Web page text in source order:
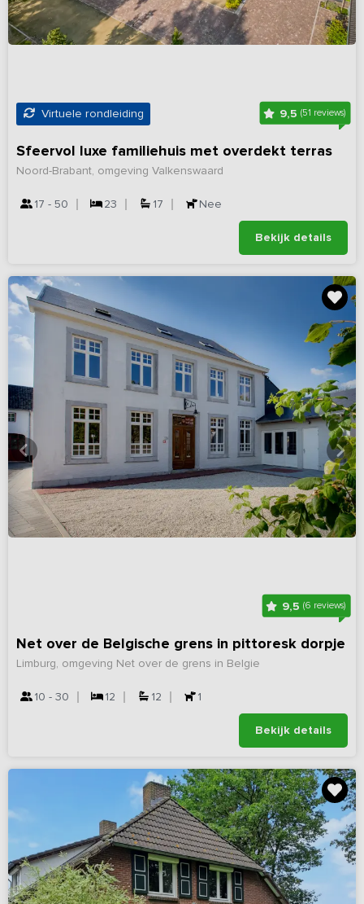
Virtuele rondleiding 9,5(51 reviews)
Sfeervol luxe familiehuis met overdekt terras
Noord-Brabant, omgeving Valkenswaard
17 - 50 23 17 Nee
Bekijk details
9,5(6 reviews)
Net over de Belgische grens in pittoresk dorpje
Limburg, omgeving Net over de grens in Belgie
10 - 30 12 12 1
Bekijk details